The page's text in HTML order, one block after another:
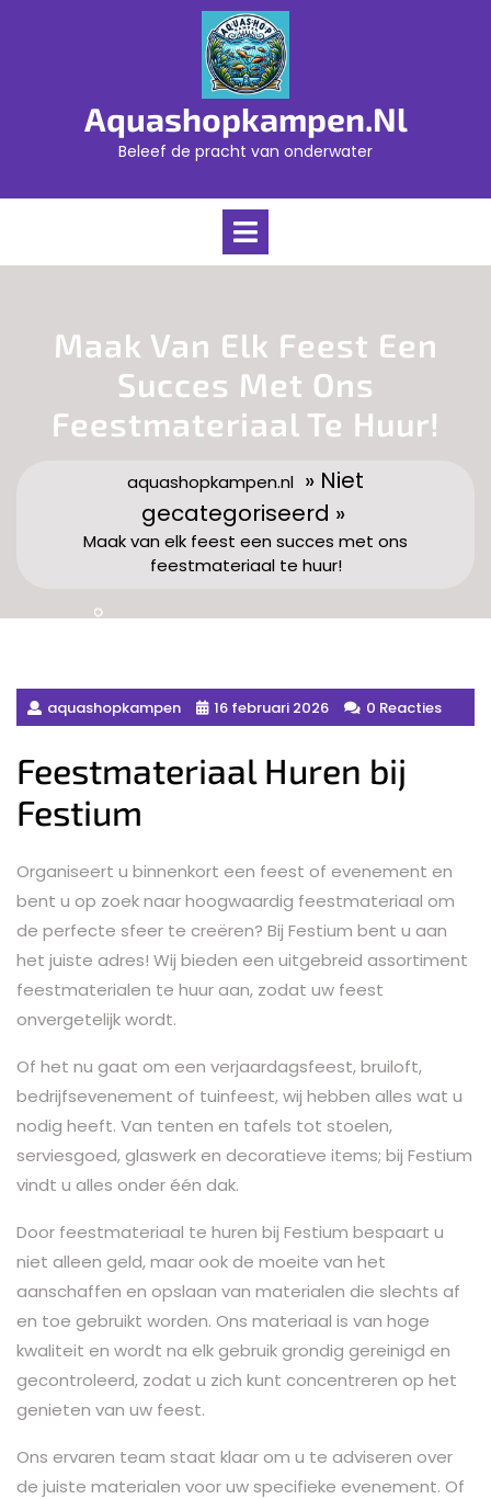
Aquashopkampen.nl
Beleef de pracht van onderwater
Open
Maak Van Elk Feest Een
Succes Met Ons
Feestmateriaal Te Huur!
aquashopkampen.nl » Niet
gecategoriseerd »
Maak van elk feest een succes met ons
feestmateriaal te huur!
aquashopkampen 16 februari 2026 0 Reacties
Feestmateriaal Huren bij
Festium
Organiseert u binnenkort een feest of evenement en
bent u op zoek naar hoogwaardig feestmateriaal om
de perfecte sfeer te creëren? Bij Festium bent u aan
het juiste adres! Wij bieden een uitgebreid assortiment
feestmaterialen te huur aan, zodat uw feest
onvergetelijk wordt.
Of het nu gaat om een verjaardagsfeest, bruiloft,
bedrijfsevenement of tuinfeest, wij hebben alles wat u
nodig heeft. Van tenten en tafels tot stoelen,
serviesgoed, glaswerk en decoratieve items; bij Festium
vindt u alles onder één dak.
Door feestmateriaal te huren bij Festium bespaart u
niet alleen geld, maar ook de moeite van het
aanschaffen en opslaan van materialen die slechts af
en toe gebruikt worden. Ons materiaal is van hoge
kwaliteit en wordt na elk gebruik grondig gereinigd en
gecontroleerd, zodat u zich kunt concentreren op het
genieten van uw feest.
Ons ervaren team staat klaar om u te adviseren over
de juiste materialen voor uw specifieke evenement. Of